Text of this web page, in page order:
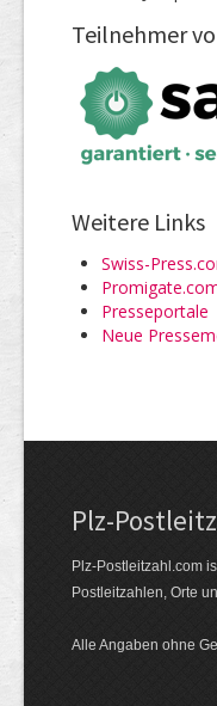
Teilnehmer
Weitere Links
Swiss-
Presseportale
Neue
Plz-
Plz-Postleitzahl.com
Postleitzahlen, Orte
Alle Angaben ohne